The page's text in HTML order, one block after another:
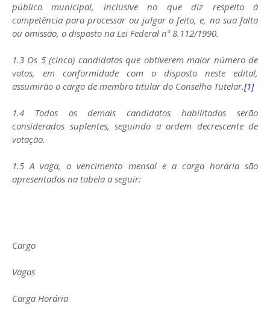
público municipal, inclusive no que diz respeito à
competência para processar ou julgar o feito, e, na sua falta
ou omissão, o disposto na Lei Federal nº 8.112/1990.
1.3 Os 5 (cinco) candidatos que obtiverem maior número de
votos, em conformidade com o disposto neste edital,
assumirão o cargo de membro titular do Conselho Tutelar.[1]
1.4 Todos os demais candidatos habilitados serão
considerados suplentes, seguindo a ordem decrescente de
votação.
1.5 A vaga, o vencimento mensal e a carga horária são
apresentados na tabela a seguir:
Cargo
Vagas
Carga Horária